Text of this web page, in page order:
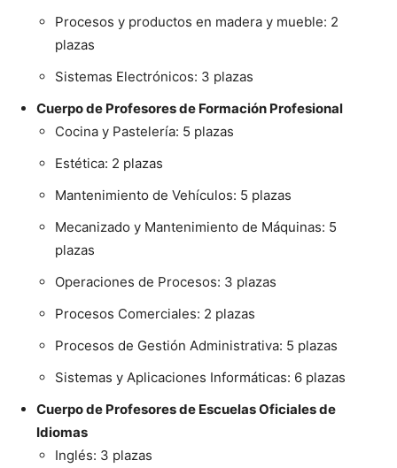
Procesos y productos en madera y mueble: 2
plazas
Sistemas Electrónicos: 3 plazas
Cuerpo de Profesores de Formación Profesional
Cocina y Pastelería: 5 plazas
Estética: 2 plazas
Mantenimiento de Vehículos: 5 plazas
Mecanizado y Mantenimiento de Máquinas: 5
plazas
Operaciones de Procesos: 3 plazas
Procesos Comerciales: 2 plazas
Procesos de Gestión Administrativa: 5 plazas
Sistemas y Aplicaciones Informáticas: 6 plazas
Cuerpo de Profesores de Escuelas Oficiales de
Idiomas
Inglés: 3 plazas